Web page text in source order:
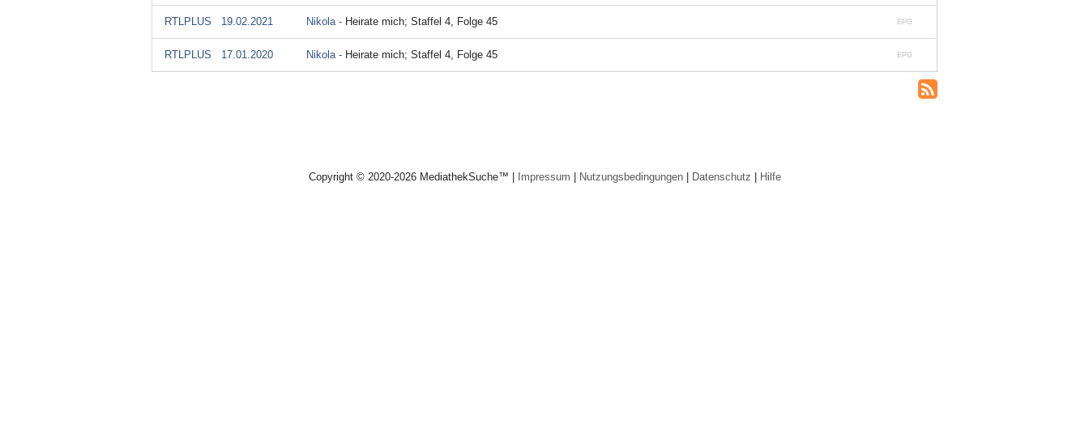
EPG
RTLPLUS 19.02.2021 Nikola - Heirate mich; Staffel 4, Folge 45
EPG
RTLPLUS 17.01.2020 Nikola - Heirate mich; Staffel 4, Folge 45
Copyright © 2020-2026 MediathekSuche™ | Impressum | Nutzungsbedingungen| Datenschutz | Hilfe